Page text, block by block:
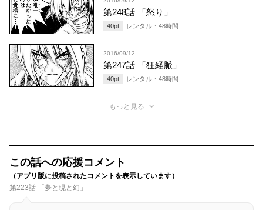
第248話 「怒り」
40pt レンタル・ 48時間
2016/09/12
第247話 「狂経脈」
40pt レンタル・ 48時間
もっと見る
この話への応援コメント
（アプリ版に投稿されたコメントを表示しています）
第223話 「夢と現と幻」